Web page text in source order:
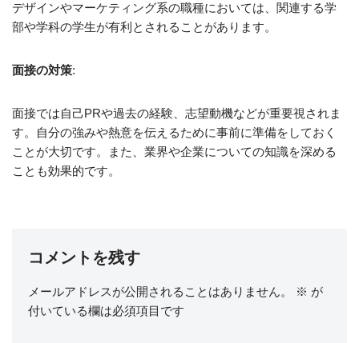
デザインやマーケティング系の職種においては、関連する学
部や学科の学生が有利とされることがあります。
面接の対策:
面接では自己PRや過去の経験、志望動機などが重要視されま
す。自分の強みや熱意を伝えるために事前に準備をしておく
ことが大切です。また、業界や企業についての知識を深める
ことも効果的です。
コメントを残す
メールアドレスが公開されることはありません。 ※ が
付いている欄は必須項目です